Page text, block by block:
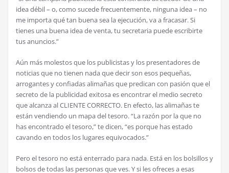
idea débil – o, como sucede frecuentemente, ninguna idea – no
me importa qué tan buena sea la ejecución, va a fracasar. Si
tienes una buena idea de venta, tu secretaria puede escribirte
tus anuncios.”
Aún más molestos que los publicistas y los presentadores de
noticias que no tienen nada que decir son esos pequeñas,
arrogantes y confiadas alimañas que predican con pasión que el
secreto de la publicidad exitosa es encontrar el medio secreto
que alcanza al CLIENTE CORRECTO. En efecto, las alimañas te
están vendiendo un mapa del tesoro. “La razón por la que no
has encontrado el tesoro,” te dicen, “es porque has estado
cavando en todos los lugares equivocados.”
Pero el tesoro no está enterrado para nada. Está en los bolsillos y
bolsos de todas las personas que ves. Y si les ofreces a esas